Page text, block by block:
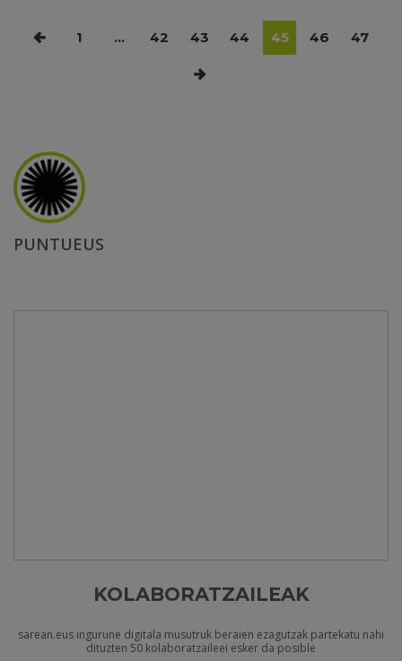
1 … 42 43 44 45 46 47
PUNTUEUS
KOLABORATZAILEAK
sarean.eus ingurune digitala musutruk beraien ezagutzak partekatu nahi
dituzten 50 kolaboratzaileei esker da posible